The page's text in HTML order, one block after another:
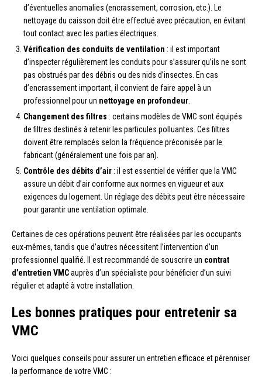
d’éventuelles anomalies (encrassement, corrosion, etc.). Le
nettoyage du caisson doit être effectué avec précaution, en évitant
tout contact avec les parties électriques.
Vérification des conduits de ventilation : il est important
d’inspecter régulièrement les conduits pour s’assurer qu’ils ne sont
pas obstrués par des débris ou des nids d’insectes. En cas
d’encrassement important, il convient de faire appel à un
professionnel pour un nettoyage en profondeur
Changement des filtres : certains modèles de VMC sont équipés
de filtres destinés à retenir les particules polluantes. Ces filtres
doivent être remplacés selon la fréquence préconisée par le
fabricant (généralement une fois par an).
Contrôle des débits d’air : il est essentiel de vérifier que la VMC
assure un débit d’air conforme aux normes en vigueur et aux
exigences du logement. Un réglage des débits peut être nécessaire
pour garantir une ventilation optimale.
Certaines de ces opérations peuvent être réalisées par les occupants
eux-mêmes, tandis que d’autres nécessitent l’intervention d’un
professionnel qualifié. Il est recommandé de souscrire un contrat
d’entretien VMCauprès d’un spécialiste pour bénéficier d’un suivi
régulier et adapté à votre installation.
Les bonnes pratiques pour entretenir sa
VMC
Voici quelques conseils pour assurer un entretien efficace et pérenniser
la performance de votre VMC :